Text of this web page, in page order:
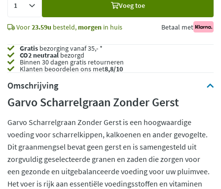
Voeg toe
Voor23.59u besteld, morgen in huis Betaal met
Gratis bezorging vanaf 35,- *
CO2 neutraalbezorgd
Binnen 30 dagen gratis retourneren
Klanten beoordelen ons met8,8/10
Omschrijving
Garvo Scharrelgraan Zonder Gerst
Garvo Scharrelgraan Zonder Gerst is een hoogwaardige
voeding voor scharrelkippen, kalkoenen en ander gevogelte.
Dit graanmengsel bevat geen gerst en is samengesteld uit
zorgvuldig geselecteerde granen en zaden die zorgen voor
een gezonde en uitgebalanceerde voeding voor uw pluimvee.
Het voer is rijk aan essentiële voedingsstoffen en vitaminen